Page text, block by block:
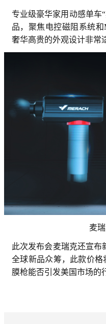
专业级豪华家用动感单车
品，聚焦电控磁阻系统
奢华高贵的外观设计非常
麦
此次发布会麦瑞克还宣
全球新品众筹，此款价格
膜枪能否引发美国市场的